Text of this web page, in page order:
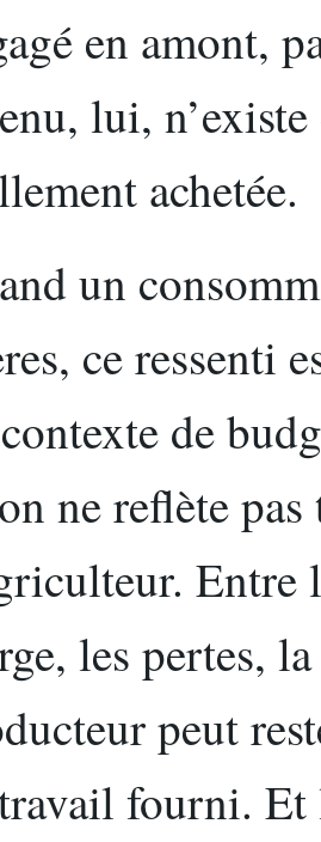
en amont,
lui,
achetée.
un
ce ressenti
de
ne reflète
Entre
les pertes,
peut
fourni.